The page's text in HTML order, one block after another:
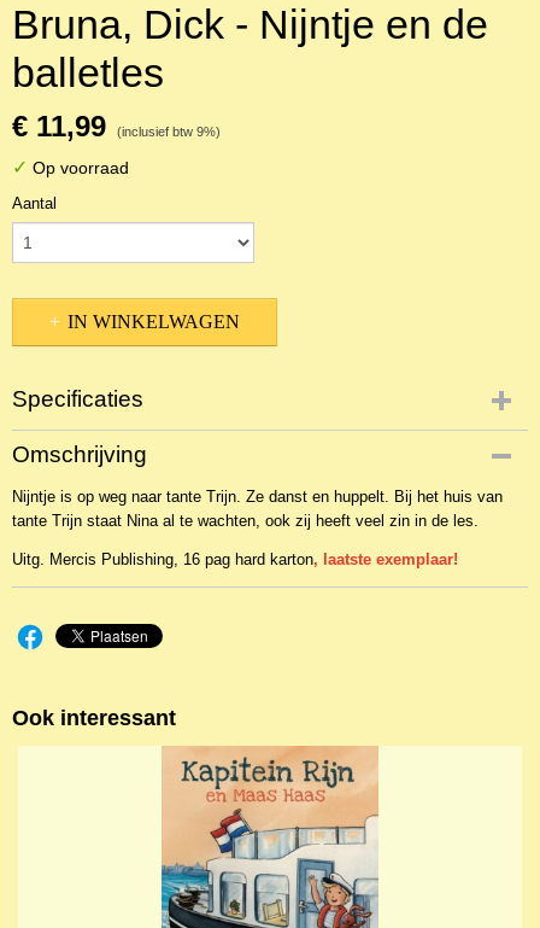
Bruna, Dick - Nijntje en de
balletles
€ 11,99 (inclusief btw 9%)
✓ Op voorraad
Aantal
IN WINKELWAGEN
Specificaties
Productcode
NBKP-9038
EAN code
9789056479046
Productcode leverancier
Mercis Publishing
Omschrijving
Nijntje is op weg naar tante Trijn. Ze danst en huppelt. Bij het huis van
tante Trijn staat Nina al te wachten, ook zij heeft veel zin in de les.
Uitg. Mercis Publishing, 16 pag hard karton, laatste exemplaar!
Ook interessant